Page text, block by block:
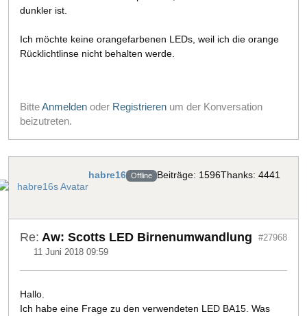
dunkler ist.
Ich möchte keine orangefarbenen LEDs, weil ich die orange
Rücklichtlinse nicht behalten werde.
BitteAnmelden oder Registrieren um der Konversation
beizutreten.
habre16 Offline Beiträge: 1596Thanks: 4441
Re: Aw: Scotts LED Birnenumwandlung
11 Juni 2018 09:59
#27968
Hallo.
Ich habe eine Frage zu den verwendeten LED BA15. Was